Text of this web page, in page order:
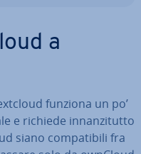
a
funziona un po’
e richiede in­nan­zi­tut­to
siano com­pa­ti­bi­li fra